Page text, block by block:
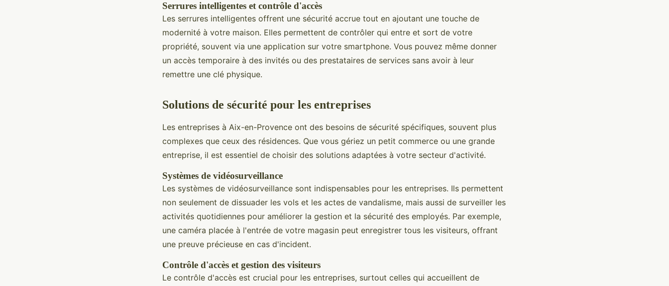
Serrures intelligentes et contrôle d'accès
Les serrures intelligentes offrent une sécurité accrue tout en ajoutant une touche de
modernité à votre maison. Elles permettent de contrôler qui entre et sort de votre
propriété, souvent via une application sur votre smartphone. Vous pouvez même donner
un accès temporaire à des invités ou des prestataires de services sans avoir à leur
remettre une clé physique.
Solutions de sécurité pour les entreprises
Les entreprises à Aix-en-Provence ont des besoins de sécurité spécifiques, souvent plus
complexes que ceux des résidences. Que vous gériez un petit commerce ou une grande
entreprise, il est essentiel de choisir des solutions adaptées à votre secteur d'activité.
Systèmes de vidéosurveillance
Les systèmes de vidéosurveillance sont indispensables pour les entreprises. Ils permettent
non seulement de dissuader les vols et les actes de vandalisme, mais aussi de surveiller les
activités quotidiennes pour améliorer la gestion et la sécurité des employés. Par exemple,
une caméra placée à l'entrée de votre magasin peut enregistrer tous les visiteurs, offrant
une preuve précieuse en cas d'incident.
Contrôle d'accès et gestion des visiteurs
Le contrôle d'accès est crucial pour les entreprises, surtout celles qui accueillent de